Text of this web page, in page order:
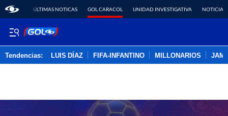
ÚLTIMAS NOTICAS GOL CARACOL UNIDAD INVESTIGATIVA NOTICIAS
Tendencias: LUIS DÍAZ FIFA-INFANTINO MILLONARIOS